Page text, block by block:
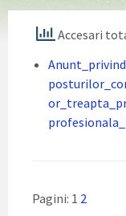
Accesari
Pagini: 1 2